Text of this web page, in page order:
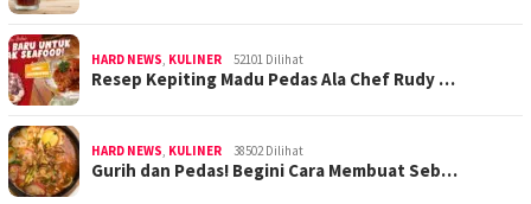
HARD NEWS KULINER 52101 Dilihat
Resep Kepiting Madu Pedas Ala Chef Rudy …
HARD NEWS KULINER 38502 Dilihat
Gurih dan Pedas! Begini Cara Membuat Seb…